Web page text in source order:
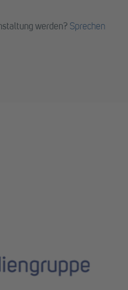
werden? Sprechen